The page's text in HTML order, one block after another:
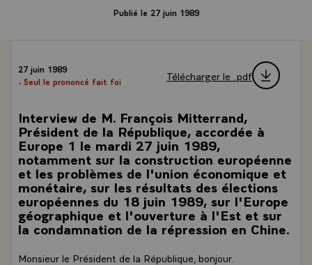
Publié le 27 juin 1989
27 juin 1989
- Seul le prononcé fait foi
Télécharger le .pdf
Interview de M. François Mitterrand,
Président de la République, accordée à
Europe 1 le mardi 27 juin 1989,
notamment sur la construction européenne
et les problèmes de l'union économique et
monétaire, sur les résultats des élections
européennes du 18 juin 1989, sur l'Europe
géographique et l'ouverture à l'Est et sur
la condamnation de la répression en Chine.
Monsieur le Président de la République, bonjour.